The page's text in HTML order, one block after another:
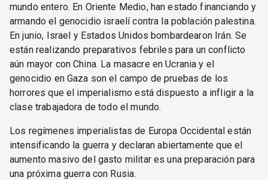
mundo entero. En Oriente Medio, han estado financiando y
armando el genocidio israelí contra la población palestina.
En junio, Israel y Estados Unidos bombardearon Irán. Se
están realizando preparativos febriles para un conflicto
aún mayor con China. La masacre en Ucrania y el
genocidio en Gaza son el campo de pruebas de los
horrores que el imperialismo está dispuesto a infligir a la
clase trabajadora de todo el mundo.
Los regímenes imperialistas de Europa Occidental están
intensificando la guerra y declaran abiertamente que el
aumento masivo del gasto militar es una preparación para
una próxima guerra con Rusia.